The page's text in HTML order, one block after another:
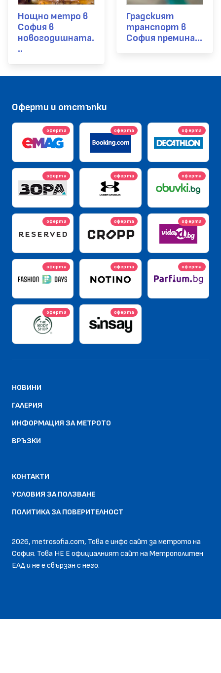
Нощно метро в
София в
новогодишната.
..
Градският
транспорт в
София премина...
Оферти и отстъпки
оферта оферта оферта
оферта оферта оферта
оферта оферта оферта
оферта оферта оферта
оферта оферта
НОВИНИ
ГАЛЕРИЯ
ИНФОРМАЦИЯ ЗА МЕТРОТО
ВРЪЗКИ
КОНТАКТИ
УСЛОВИЯ ЗА ПОЛЗВАНЕ
ПОЛИТИКА ЗА ПОВЕРИТЕЛНОСТ
2026, metrosofia.com, Това е инфо сайт за метрото на
София. Това НЕ Е официалният сайт на Метрополитен
EАД и не е свързан с него.